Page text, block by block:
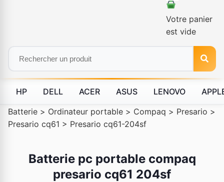
Votre panier
est vide
HP DELL ACER ASUS LENOVO
Batterie > Ordinateur portable > Compaq > Presario >
Presario cq61 > Presario cq61-204sf
Batterie pc portable compaq
presario cq61 204sf